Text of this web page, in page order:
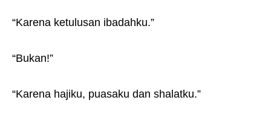
“Karena ketulusan ibadahku.”
“Bukan!”
“Karena hajiku, puasaku dan shalatku.”